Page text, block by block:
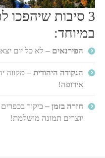
3 סיבות
במיוחד:
הפירנאים – לא כל יום
הנקודה היהודית – מקווה
אירופה!
חזרה בזמן – ביקור
יוצרים תמונה מושלמת!